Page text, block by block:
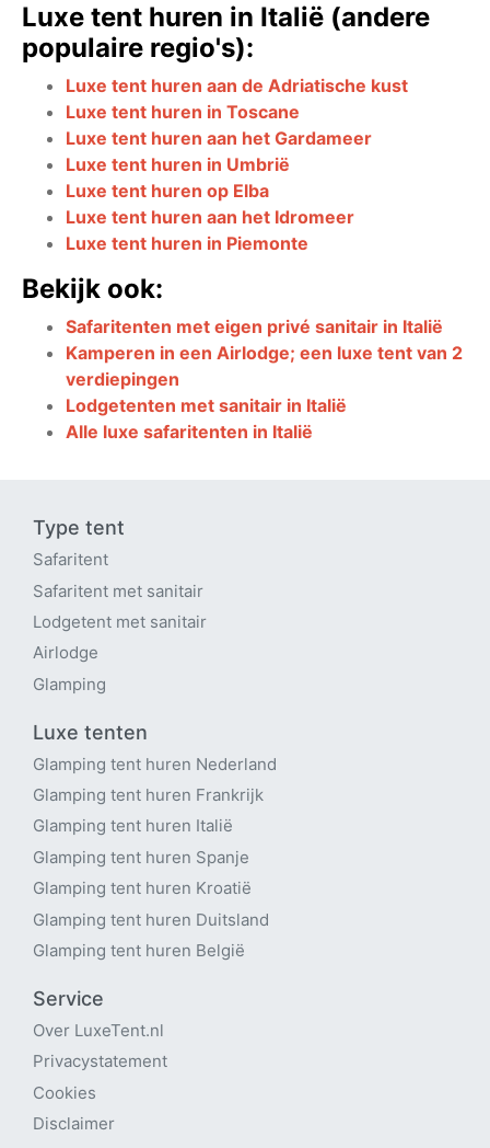
Luxe tent huren in Italië (andere
populaire regio's):
Luxe tent huren aan de Adriatische kust
Luxe tent huren in Toscane
Luxe tent huren aan het Gardameer
Luxe tent huren in Umbrië
Luxe tent huren op Elba
Luxe tent huren aan het Idromeer
Luxe tent huren in Piemonte
Bekijk ook:
Safaritenten met eigen privé sanitair in Italië
Kamperen in een Airlodge; een luxe tent van 2
verdiepingen
Lodgetenten met sanitair in Italië
Alle luxe safaritenten in Italië
Type tent
Safaritent
Safaritent met sanitair
Lodgetent met sanitair
Airlodge
Glamping
Luxe tenten
Glamping tent huren Nederland
Glamping tent huren Frankrijk
Glamping tent huren Italië
Glamping tent huren Spanje
Glamping tent huren Kroatië
Glamping tent huren Duitsland
Glamping tent huren België
Service
Over LuxeTent.nl
Privacystatement
Cookies
Disclaimer